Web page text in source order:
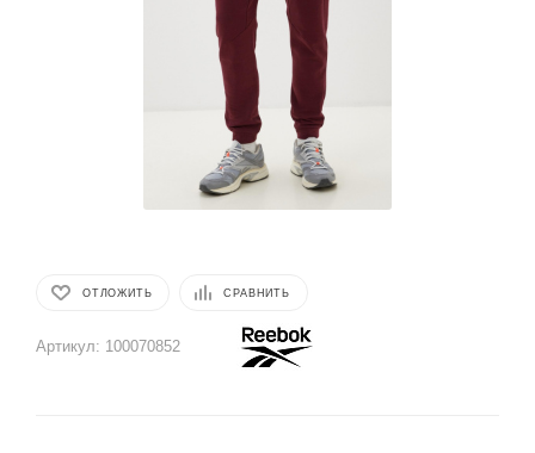
ОТЛОЖИТЬ СРАВНИТЬ
Артикул: 100070852